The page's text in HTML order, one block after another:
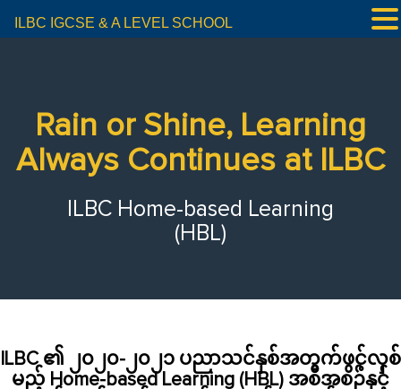
Rain or Shine, Learning
Always Continues at ILBC
ILBC Home-based Learning
(HBL)
ILBC ၏ ၂၀၂၀-၂၀၂၁ ပညာသင်နှစ်အတွက်ဖွင့်လှစ်
မည့် Home-based Learning (HBL) အစီအစဉ်နှင့်
ILBC IGCSE & A LEVEL SCHOOL